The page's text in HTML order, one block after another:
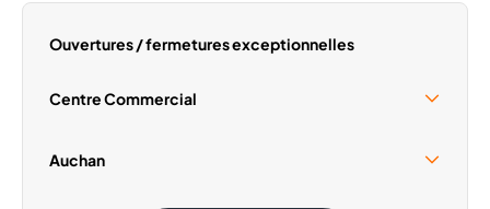
Mercredi
09:30 - 20:00
Samedi
Ouvertures / fermetures exceptionnelles
Centre Commercial
Samedi 15 Août
Auchan